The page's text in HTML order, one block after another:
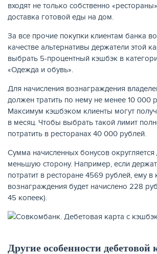
ЕЩЁ
входят не только собственно
доставка готовой еды на дом.
За все прочие покупки клиентам банка
качестве альтернативы держатели этой
выбрать 5-процентный кэшбэк в
«Одежда и обувь».
Для начисления вознаграждения
должен тратить по нему не менее 10 000
Максимум кэшбэком клиенты могут
в месяц. Чтобы выбрать такой лимит
потратить в ресторанах 40 000 рублей.
Сумма начисленных бонусов
меньшую сторону. Например, если
потратит в ресторане 4569 рублей, ему в
вознаграждения будет начислено 228
45 копеек).
Другие особенности дебетовой